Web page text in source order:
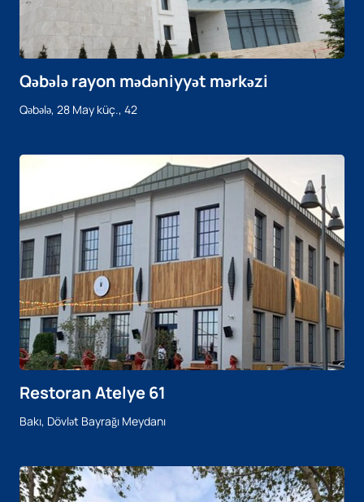
Qəbələ rayon mədəniyyət mərkəzi
Qəbələ, 28 May küç., 42
Restoran Atelye 61
Bakı, Dövlət Bayrağı Meydanı